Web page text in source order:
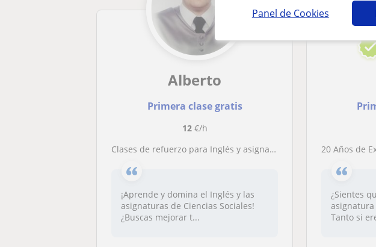
Panel de Cookies
Alberto
Primera clase gratis
12€/h
Clases de refuerzo para Inglés y asignaturas de Letras y Ciencias Sociales
¡Aprende y domina el Inglés y las
asignaturas de Ciencias Sociales!
¿Buscas mejorar t...
20 Años de
¿Sientes
asignatura
Tanto si